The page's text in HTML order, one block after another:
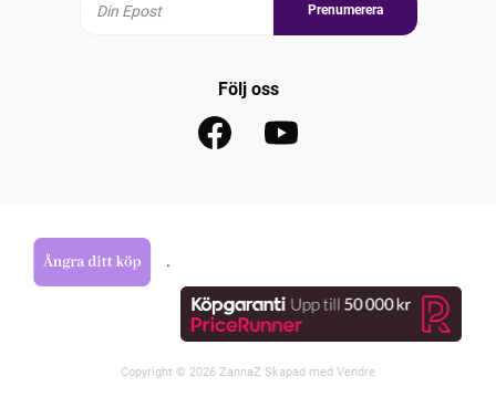
Prenumerera
Följ oss
.
Copyright © 2026 ZannaZ Skapad med Vendre